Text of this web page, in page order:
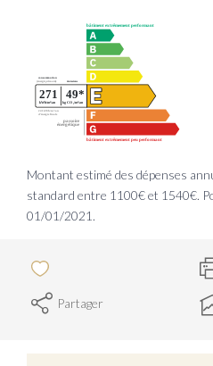
Montant estimé des dépenses
standard entre 1100€ et 1540€.
01/01/2021.
Partager